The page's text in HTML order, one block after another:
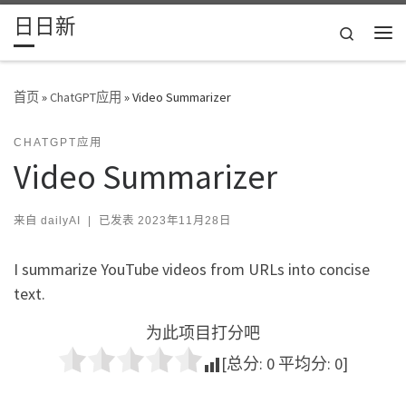
Skip to content
日日新
Search
首页»ChatGPT应用 »Video Summarizer
CHATGPT应用
Video Summarizer
来自 dailyAI | 已发表 2023年11月28日
I summarize YouTube videos from URLs into concise
text.
为此项目打分吧
[总分: 0 平均分: 0]